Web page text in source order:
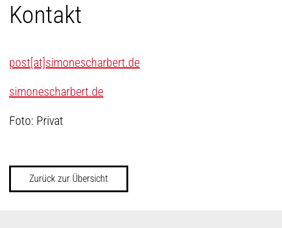
Kontakt
post[at]simonescharbert.de
simonescharbert.de
Foto: Privat
Zurück zur Übersicht